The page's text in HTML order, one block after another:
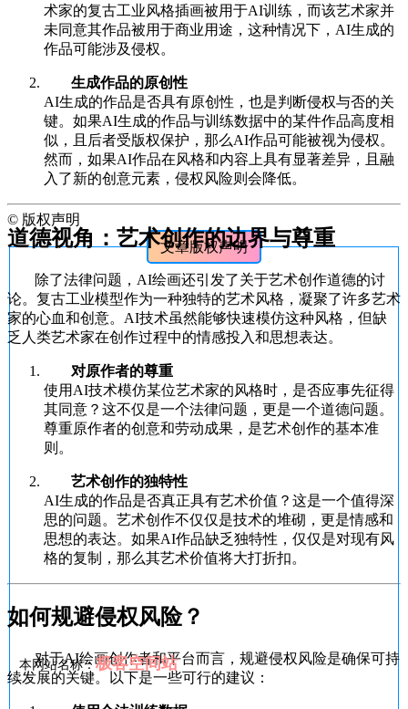
术家的复古工业风格插画被用于AI训练，而该艺术家并
未同意其作品被用于商业用途，这种情况下，AI生成的
作品可能涉及侵权。
生成作品的原创性
AI生成的作品是否具有原创性，也是判断侵权与否的关
键。如果AI生成的作品与训练数据中的某件作品高度相
似，且后者受版权保护，那么AI作品可能被视为侵权。
然而，如果AI作品在风格和内容上具有显著差异，且融
入了新的创意元素，侵权风险则会降低。
道德视角：艺术创作的边界与尊重
除了法律问题，AI绘画还引发了关于艺术创作道德的讨
论。复古工业模型作为一种独特的艺术风格，凝聚了许多艺术
家的心血和创意。AI技术虽然能够快速模仿这种风格，但缺
乏人类艺术家在创作过程中的情感投入和思想表达。
对原作者的尊重
使用AI技术模仿某位艺术家的风格时，是否应事先征得
其同意？这不仅是一个法律问题，更是一个道德问题。
尊重原作者的创意和劳动成果，是艺术创作的基本准
则。
艺术创作的独特性
AI生成的作品是否真正具有艺术价值？这是一个值得深
思的问题。艺术创作不仅仅是技术的堆砌，更是情感和
思想的表达。如果AI作品缺乏独特性，仅仅是对现有风
格的复制，那么其艺术价值将大打折扣。
如何规避侵权风险？
对于AI绘画创作者和平台而言，规避侵权风险是确保可持
续发展的关键。以下是一些可行的建议：
© 版权声明
文章版权声明
本网站名称：极客空间站